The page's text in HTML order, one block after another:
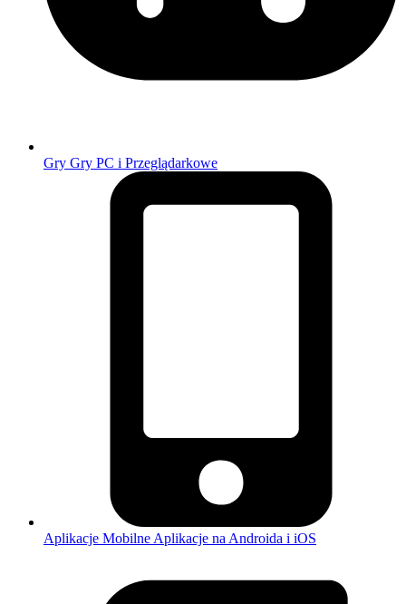
Gry Gry PC i Przeglądarkowe
Aplikacje Mobilne Aplikacje na Androida i iOS